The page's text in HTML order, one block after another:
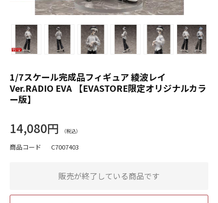
1/7スケール完成品フィギュア 綾波レイ
Ver.RADIO EVA 【EVASTORE限定オリジナルカラ
ー版】
14,080円
商品コード C7007403
販売が終了している商品です